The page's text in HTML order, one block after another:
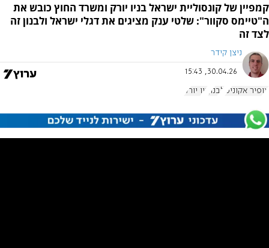
קמפיין של קונסוליית ישראל בניו יורק ומשרד החוץ כובש את
ה"טיימס סקוור": שלטי ענק מציגים את דגלי ישראל ולבנון זה
לצד זה
ניצן קידר
30.04.26, 15:43
אופיר אקוניס לבנון ניו יורק